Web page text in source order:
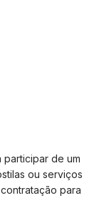
participar de um
ou serviços
para